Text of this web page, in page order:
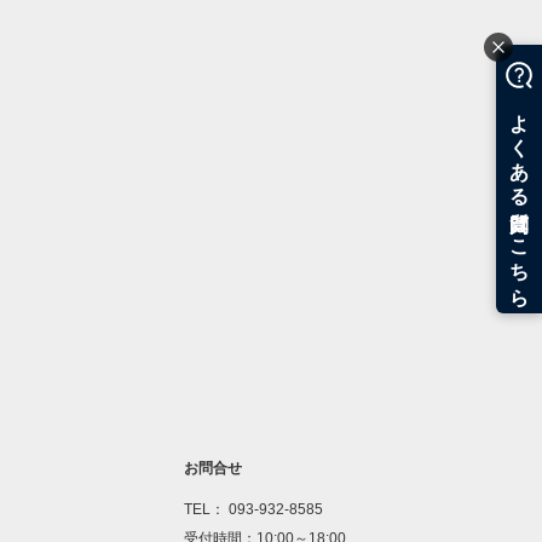
お問合せ
TEL： 093-932-8585
受付時間：10:00～18:00